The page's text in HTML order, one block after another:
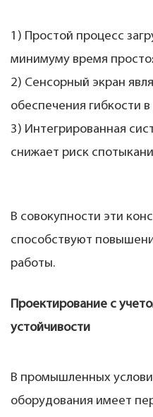
1) Простой процесс
минимуму время
2) Сенсорный экран
обеспечения гибкости
3) Интегрированная
снижает риск
В совокупности эти
способствуют
работы.
Проектирование с
устойчивости
В промышленных
оборудования имеет